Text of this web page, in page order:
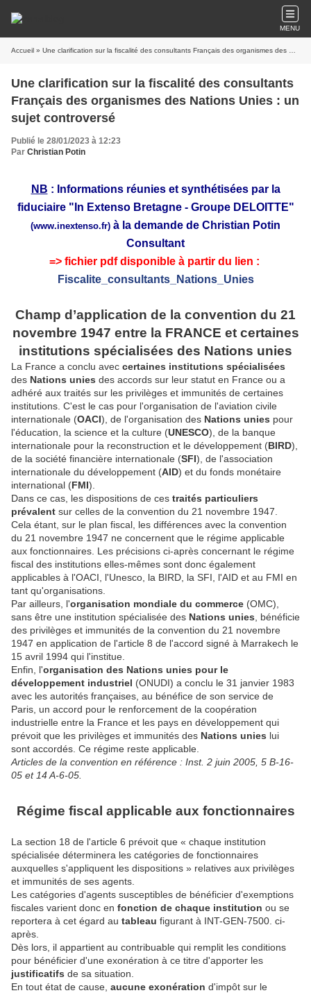
MENU
Accueil » Une clarification sur la fiscalité des consultants Français des organismes des Nations Unies : un sujet controversé
Une clarification sur la fiscalité des consultants
Français des organismes des Nations Unies : un
sujet controversé
Publié le 28/01/2023 à 12:23
Par Christian Potin
NB : Informations réunies et synthétisées par la
fiduciaire "In Extenso Bretagne - Groupe DELOITTE"
(www.inextenso.fr) à la demande de Christian Potin
Consultant
=> fichier pdf disponible à partir du lien :
Fiscalite_consultants_Nations_Unies
Champ d’application de la convention du 21
novembre 1947 entre la FRANCE et certaines
institutions spécialisées des Nations unies
La France a conclu avec certaines institutions spécialisées
des Nations unies des accords sur leur statut en France ou a
adhéré aux traités sur les privilèges et immunités de certaines
institutions. C'est le cas pour l'organisation de l'aviation civile
internationale (OACI), de l'organisation des Nations unies pour
l'éducation, la science et la culture (UNESCO), de la banque
internationale pour la reconstruction et le développement (BIRD),
de la société financière internationale (SFI), de l'association
internationale du développement (AID) et du fonds monétaire
international (FMI).
Dans ce cas, les dispositions de ces traités particuliers
prévalent sur celles de la convention du 21 novembre 1947.
Cela étant, sur le plan fiscal, les différences avec la convention
du 21 novembre 1947 ne concernent que le régime applicable
aux fonctionnaires. Les précisions ci-après concernant le régime
fiscal des institutions elles-mêmes sont donc également
applicables à l'OACI, l'Unesco, la BIRD, la SFI, l'AID et au FMI en
tant qu'organisations.
Par ailleurs, l'organisation mondiale du commerce (OMC),
sans être une institution spécialisée des Nations unies , bénéficie
des privilèges et immunités de la convention du 21 novembre
1947 en application de l'article 8 de l'accord signé à Marrakech le
15 avril 1994 qui l'institue.
Enfin, l'organisation des Nations unies pour le
développement industriel (ONUDI) a conclu le 31 janvier 1983
avec les autorités françaises, au bénéfice de son service de
Paris, un accord pour le renforcement de la coopération
industrielle entre la France et les pays en développement qui
prévoit que les privilèges et immunités des Nations unies lui
sont accordés. Ce régime reste applicable.
Articles de la convention en référence : Inst. 2 juin 2005, 5 B-16-
05 et 14 A-6-05.
Régime fiscal applicable aux fonctionnaires
La section 18 de l'article 6 prévoit que « chaque institution
spécialisée déterminera les catégories de fonctionnaires
auxquelles s'appliquent les dispositions » relatives aux privilèges
et immunités de ses agents.
Les catégories d'agents susceptibles de bénéficier d'exemptions
fiscales varient donc en fonction de chaque institution ou se
reportera à cet égard au tableau figurant à INT-GEN-7500. ci-
après.
Dès lors, il appartient au contribuable qui remplit les conditions
pour bénéficier d'une exonération à ce titre d'apporter les
justificatifs de sa situation.
En tout état de cause, aucune exonération d'impôt sur le